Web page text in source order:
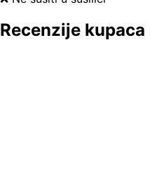
Recenzije kupaca